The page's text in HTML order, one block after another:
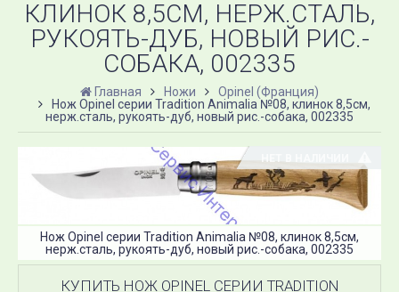
КЛИНОК 8,5СМ, НЕРЖ.СТАЛЬ,
РУКОЯТЬ-ДУБ, НОВЫЙ РИС.-
СОБАКА, 002335
Главная Ножи
Opinel (Франция)
Нож Opinel серии Tradition Animalia №08, клинок 8,5см,
нерж.сталь, рукоять-дуб, новый рис.-собака, 002335
НЕТ В НАЛИЧИИ
Нож Opinel серии Tradition Animalia №08, клинок 8,5см,
нерж.сталь, рукоять-дуб, новый рис.-собака, 002335
КУПИТЬ НОЖ OPINEL СЕРИИ TRADITION